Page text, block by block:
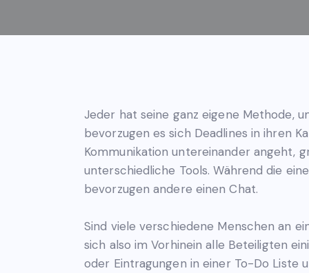
Jeder hat seine ganz eigene Methode,
bevorzugen es sich Deadlines in ihren
Kommunikation untereinander angeht,
unterschiedliche Tools. Während die
bevorzugen andere einen Chat.
Sind viele verschiedene Menschen an
sich also im Vorhinein alle Beteiligten
oder Eintragungen in einer To-Do Liste